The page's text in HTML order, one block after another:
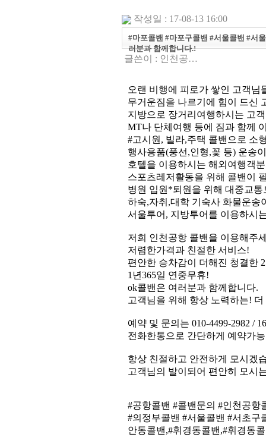
작성일 : 17-08-13 16:00
#마포콜밴 #마포구콜밴 #서울콜밴 #서
러분과 함께합니다.!
글쓴이 : 인천공…
오랜 비행에 피로가 쌓인 고객님
무거운짐을 나르기에 힘이 드신
지방으로 장거리여행하시는 고
MT나 단체여행 등에 짐과 함께
#고시원, 빌라,주택 콜밴으로 소
행사용품(풍선,인형,꽃 등) 운송
호텔을 이용하시는 해외여행객
스포츠레저활동을 위해 콜밴이
병원 입원*퇴원을 위해 대중교
하숙,자취,대학 기숙사 화물운송
서울투어, 지방투어를 이용하시
저희 인천공항 콜밴을 이용해주
저렴한가격과 친절한 서비스!
편안한 승차감이 더해진 청결한
1년365일 연중무휴!
ok콜밴은 여러분과 함께합니다.
고객님을 위해 항상 노력하는!
예약 및 문의는 010-4499-2982 /
전화한통으로 간단하게 예약가
항상 친절하고 안전하게 모시겠
고객님의 발이되어 편안히 모시
#공항콜밴 #콜밴문의 #인천공항
#의정부콜밴 #서울콜밴 #서초구
안동콜밴,#휘경동콜밴,#휘경동